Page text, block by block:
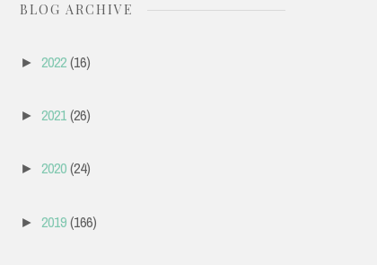
BLOG ARCHIVE
► 2022 (16)
► 2021 (26)
► 2020 (24)
► 2019 (166)